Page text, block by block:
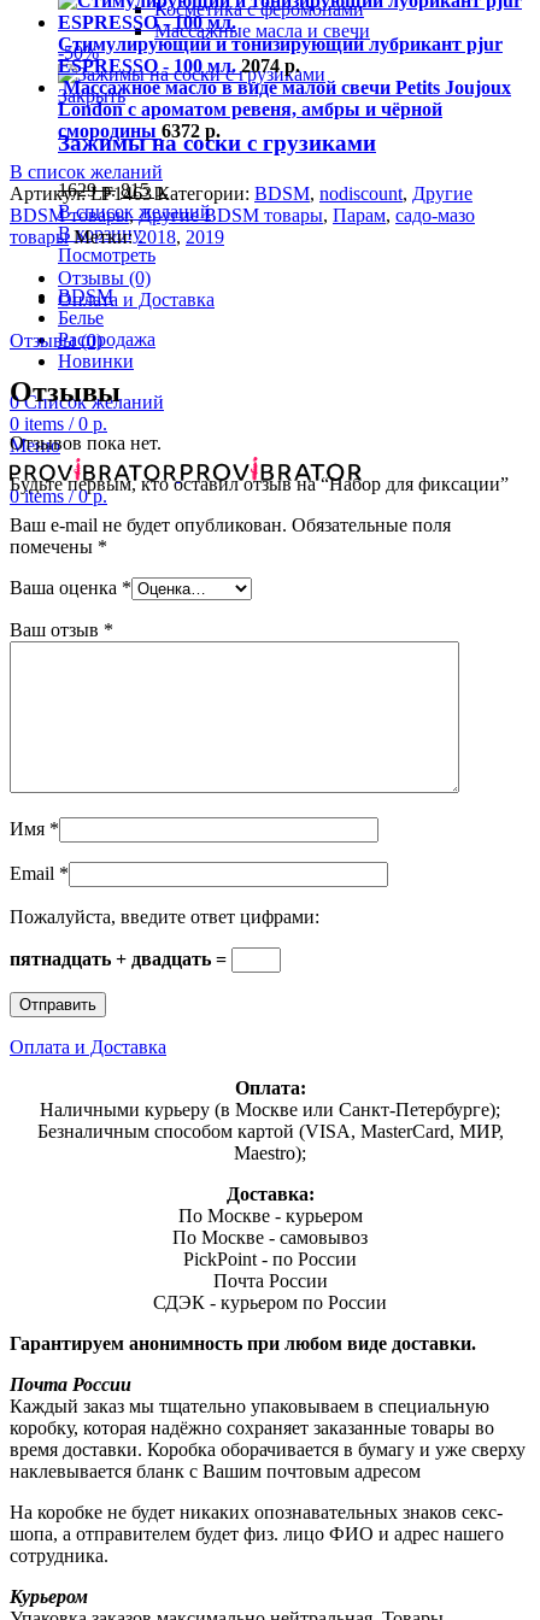
Косметика с феромонами
Массажные масла и свечи
-50%
Закрыть
Зажимы на соски с грузиками
1629р. 815р.
В список желаний
В корзину
Посмотреть
BDSM
Белье
Распродажа
Новинки
0Список желаний
0 items / 0 р.
Меню
0items / 0р.
Стимулирующий и тонизирующий лубрикант pjur
ESPRESSO - 100 мл.2074р.
Массажное масло в виде малой свечи Petits Joujoux
London с ароматом ревеня, амбры и чёрной
смородины 6372 р.
В список желаний
Артикул:LF1463 Категории: BDSM, nodiscount, Другие
BDSM товары, Другие BDSM товары, Парам, садо-мазо
товары Метки:2018, 2019
Отзывы (0)
Оплата и Доставка
Отзывы (0)
Отзывы
Отзывов пока нет.
Будьте первым, кто оставил отзыв на “Набор для фиксации”
Ваш e-mail не будет опубликован. Обязательные поля
помечены *
Ваша оценка *
Ваш отзыв *
Имя *
Email *
Пожалуйста, введите ответ цифрами:
пятнадцать + двадцать =
Оплата и Доставка
Оплата:
Наличными курьеру (в Москве или Санкт-Петербурге);
Безналичным способом картой (VISA, MasterCard, МИР,
Maestro);
Доставка:
По Москве - курьером
По Москве - самовывоз
PickPoint - по России
Почта России
СДЭК - курьером по России
Гарантируем анонимность при любом виде доставки.
Почта России
Каждый заказ мы тщательно упаковываем в специальную
коробку, которая надёжно сохраняет заказанные товары во
время доставки. Коробка оборачивается в бумагу и уже сверху
наклевывается бланк с Вашим почтовым адресом
На коробке не будет никаких опознавательных знаков секс-
шопа, а отправителем будет физ. лицо ФИО и адрес нашего
сотрудника.
Курьером